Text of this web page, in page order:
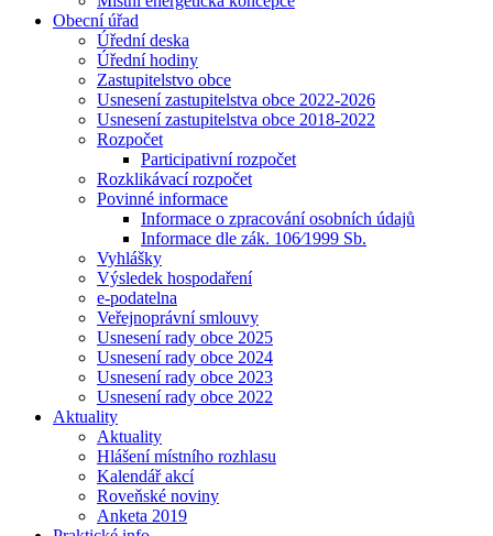
Obecní úřad
Úřední deska
Úřední hodiny
Zastupitelstvo obce
Usnesení zastupitelstva obce 2022-2026
Usnesení zastupitelstva obce 2018-2022
Rozpočet
Participativní rozpočet
Rozklikávací rozpočet
Povinné informace
Informace o zpracování osobních údajů
Informace dle zák. 106⁄1999 Sb.
Vyhlášky
Výsledek hospodaření
e-podatelna
Veřejnoprávní smlouvy
Usnesení rady obce 2025
Usnesení rady obce 2024
Usnesení rady obce 2023
Usnesení rady obce 2022
Aktuality
Aktuality
Hlášení místního rozhlasu
Kalendář akcí
Roveňské noviny
Anketa 2019